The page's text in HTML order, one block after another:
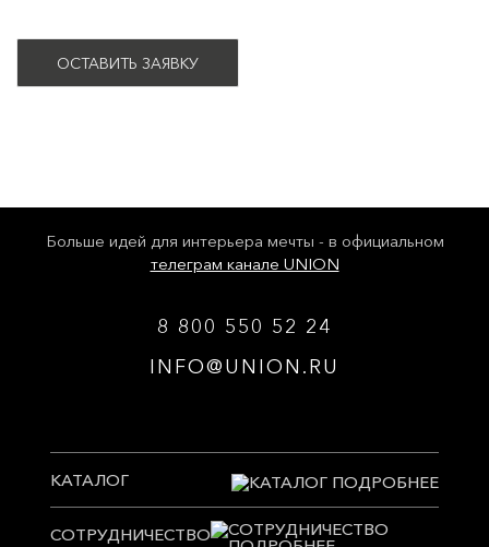
ОСТАВИТЬ ЗАЯВКУ
Больше идей для интерьера мечты - в официальном
телеграм канале UNION
8 800 550 52 24
INFO@UNION.RU
КАТАЛОГ
СОТРУДНИЧЕСТВО